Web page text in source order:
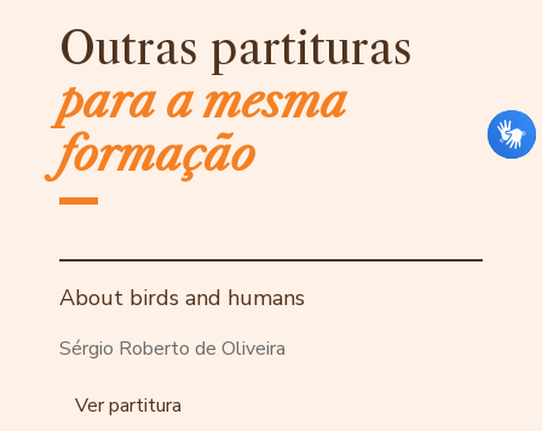
Outras partituras
para a mesma
formação
About birds and humans
Sérgio Roberto de Oliveira
Ver partitura